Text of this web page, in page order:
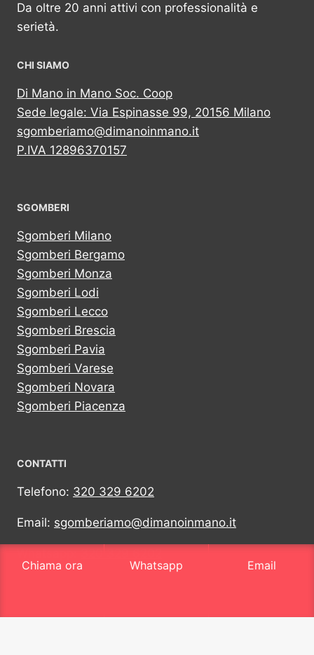
Da oltre 20 anni attivi con professionalità e
serietà.
CHI SIAMO
Di Mano in Mano Soc. Coop
Sede legale: Via Espinasse 99, 20156 Milano
sgomberiamo@dimanoinmano.it
P.IVA 12896370157
SGOMBERI
Sgomberi Milano
Sgomberi Bergamo
Sgomberi Monza
Sgomberi Lodi
Sgomberi Lecco
Sgomberi Brescia
Sgomberi Pavia
Sgomberi Varese
Sgomberi Novara
Sgomberi Piacenza
CONTATTI
Telefono: 320 329 6202
Email: sgomberiamo@dimanoinmano.it
Chiama ora
Whatsapp Email